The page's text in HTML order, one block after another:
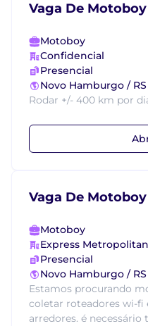
Vaga De Motoboy
Motoboy
Confidencial
Presencial
Novo Hamburgo / RS
Rodar +/- 400 km por
Vaga De Motoboy
Motoboy
Express
Presencial
Novo Hamburgo / RS
Estamos procurando
coletar roteadores wi-
arredores. é